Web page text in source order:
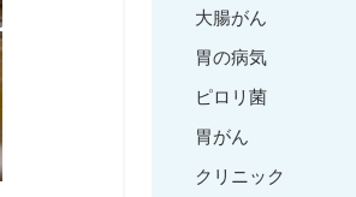
大腸がん
胃の病気
ピロリ菌
胃がん
クリニック